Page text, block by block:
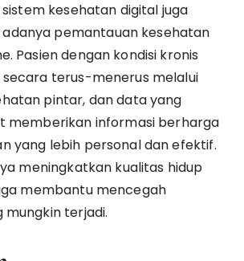
kesehatan digital juga
pemantauan kesehatan
Pasien dengan kondisi kronis
terus-menerus melalui
pintar, dan data yang
memberikan informasi berharga
yang lebih personal dan efektif.
meningkatkan kualitas hidup
membantu mencegah
mungkin terjadi.